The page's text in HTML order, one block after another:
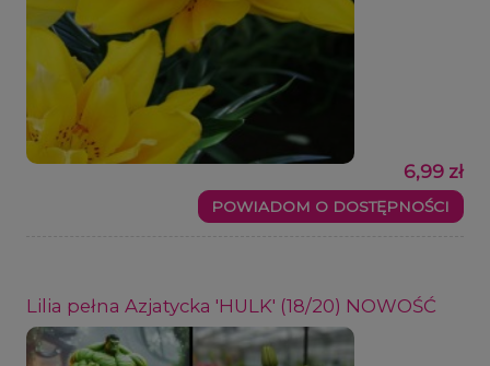
6,99 zł
POWIADOM O DOSTĘPNOŚCI
Lilia pełna Azjatycka 'HULK' (18/20) NOWOŚĆ